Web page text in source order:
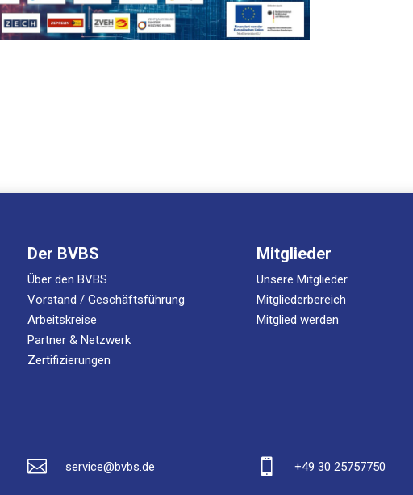
Der BVBS
Über den BVBS
Vorstand / Geschäftsführung
Arbeitskreise
Partner & Netzwerk
Zertifizierungen
Mitglieder
Unsere Mitglieder
Mitgliederbereich
Mitglied werden
 service@bvbs.de  +49 30 25757750